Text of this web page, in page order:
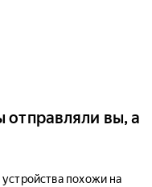
отправляли вы, а
похожи на